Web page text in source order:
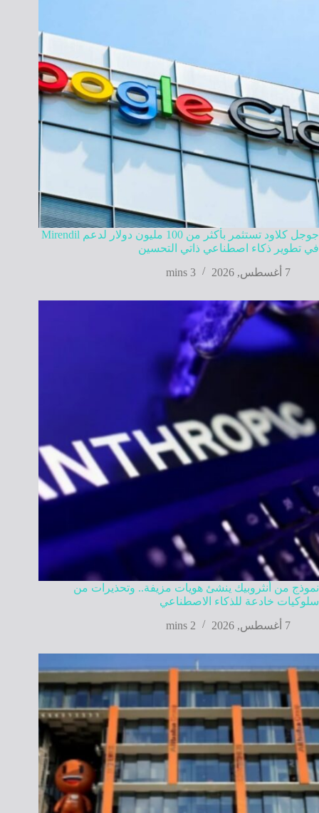
جوجل كلاود تستثمر بأكثر من 100 مليون دولار لدعم Mirendil
في تطوير ذكاء اصطناعي ذاتي التحسين
7 أغسطس, 2026
3 mins
نموذج من أنثروبيك ينشئ هويات مزيفة.. وتحذيرات من
سلوكيات خادعة للذكاء الاصطناعي
7 أغسطس, 2026
2 mins